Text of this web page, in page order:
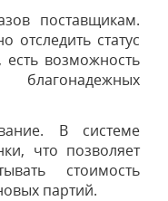
поставщикам.
отследить статус
есть возможность
В системе
что позволяет
стоимость
партий.